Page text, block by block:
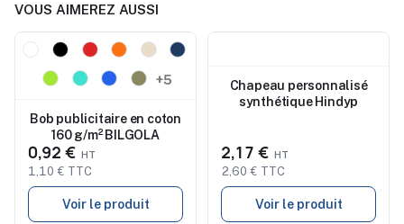
VOUS AIMEREZ AUSSI
Nouveau
+5
Bob publicitaire en coton
160 g/m² BILGOLA
0,92 €
1,10 € TTC
Voir le produit
Chapeau personnalisé
synthétique Hindyp
2,17 €
2,60 € TTC
Voir le produit